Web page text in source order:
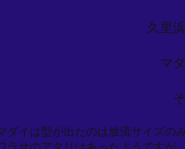
久里
マ
ダイは型が出たのは放流サイズのみ